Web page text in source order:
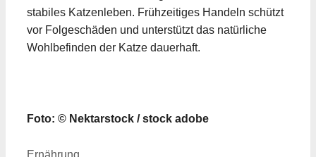
stabiles Katzenleben. Frühzeitiges Handeln schützt
vor Folgeschäden und unterstützt das natürliche
Wohlbefinden der Katze dauerhaft.
Foto: © Nektarstock / stock adobe
Kategorien
Ernährung